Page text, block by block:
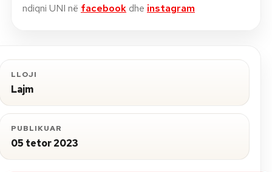
ndiqni UNI në facebook dhe instagram
LLOJI
Lajm
PUBLIKUAR
05 tetor 2023